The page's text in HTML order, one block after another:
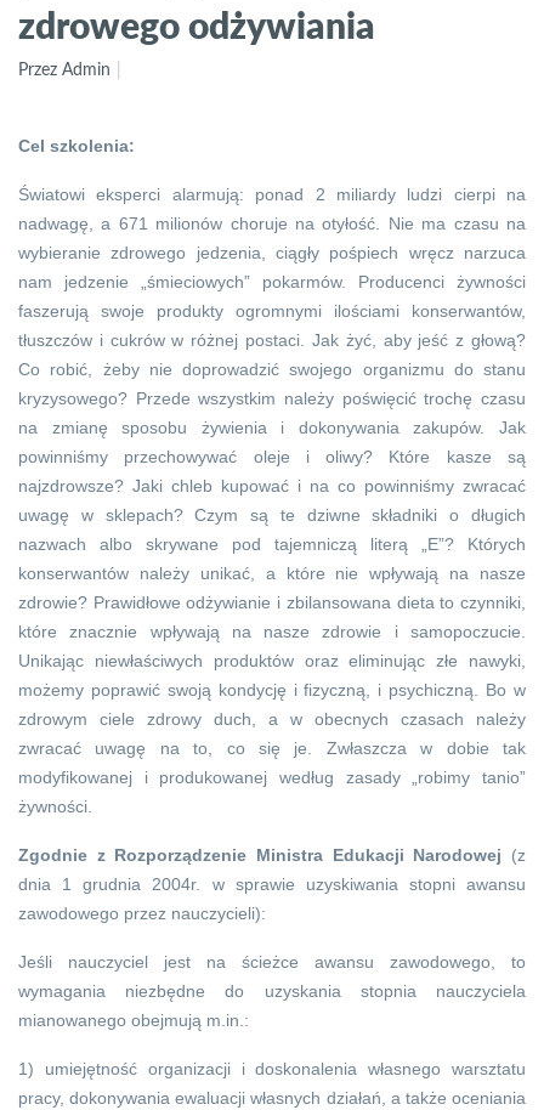
zdrowego odżywiania
Przez Admin
Cel szkolenia:
Światowi eksperci alarmują: ponad 2 miliardy ludzi cierpi na
nadwagę, a 671 milionów choruje na otyłość. Nie ma czasu na
wybieranie zdrowego jedzenia, ciągły pośpiech wręcz narzuca
nam jedzenie „śmieciowych” pokarmów. Producenci żywności
faszerują swoje produkty ogromnymi ilościami konserwantów,
tłuszczów i cukrów w różnej postaci. Jak żyć, aby jeść z głową?
Co robić, żeby nie doprowadzić swojego organizmu do stanu
kryzysowego? Przede wszystkim należy poświęcić trochę czasu
na zmianę sposobu żywienia i dokonywania zakupów. Jak
powinniśmy przechowywać oleje i oliwy? Które kasze są
najzdrowsze? Jaki chleb kupować i na co powinniśmy zwracać
uwagę w sklepach? Czym są te dziwne składniki o długich
nazwach albo skrywane pod tajemniczą literą „E”? Których
konserwantów należy unikać, a które nie wpływają na nasze
zdrowie? Prawidłowe odżywianie i zbilansowana dieta to czynniki,
które znacznie wpływają na nasze zdrowie i samopoczucie.
Unikając niewłaściwych produktów oraz eliminując złe nawyki,
możemy poprawić swoją kondycję i fizyczną, i psychiczną. Bo w
zdrowym ciele zdrowy duch, a w obecnych czasach należy
zwracać uwagę na to, co się je. Zwłaszcza w dobie tak
modyfikowanej i produkowanej według zasady „robimy tanio”
żywności.
Zgodnie z Rozporządzenie Ministra Edukacji Narodowej (z
dnia 1 grudnia 2004r. w sprawie uzyskiwania stopni awansu
zawodowego przez nauczycieli):
Jeśli nauczyciel jest na ścieżce awansu zawodowego, to
wymagania niezbędne do uzyskania stopnia nauczyciela
mianowanego obejmują m.in.:
1) umiejętność organizacji i doskonalenia własnego warsztatu
pracy, dokonywania ewaluacji własnych działań, a także oceniania